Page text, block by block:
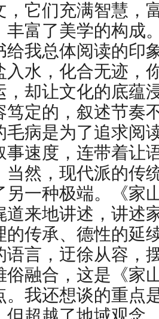
，它们充满智慧，
丰富了美学的构成
给我总体阅读的印
入水，化合无迹，
，却让文化的底蕴
笃定的，叙述节奏
毛病是为了追求阅
事速度，连带着让
当然，现代派的传
另一种极端。《家
道来地讲述，讲述
的传承、德性的延
语言，迂徐从容，
俗融合，这是《家
。我还想谈的重点